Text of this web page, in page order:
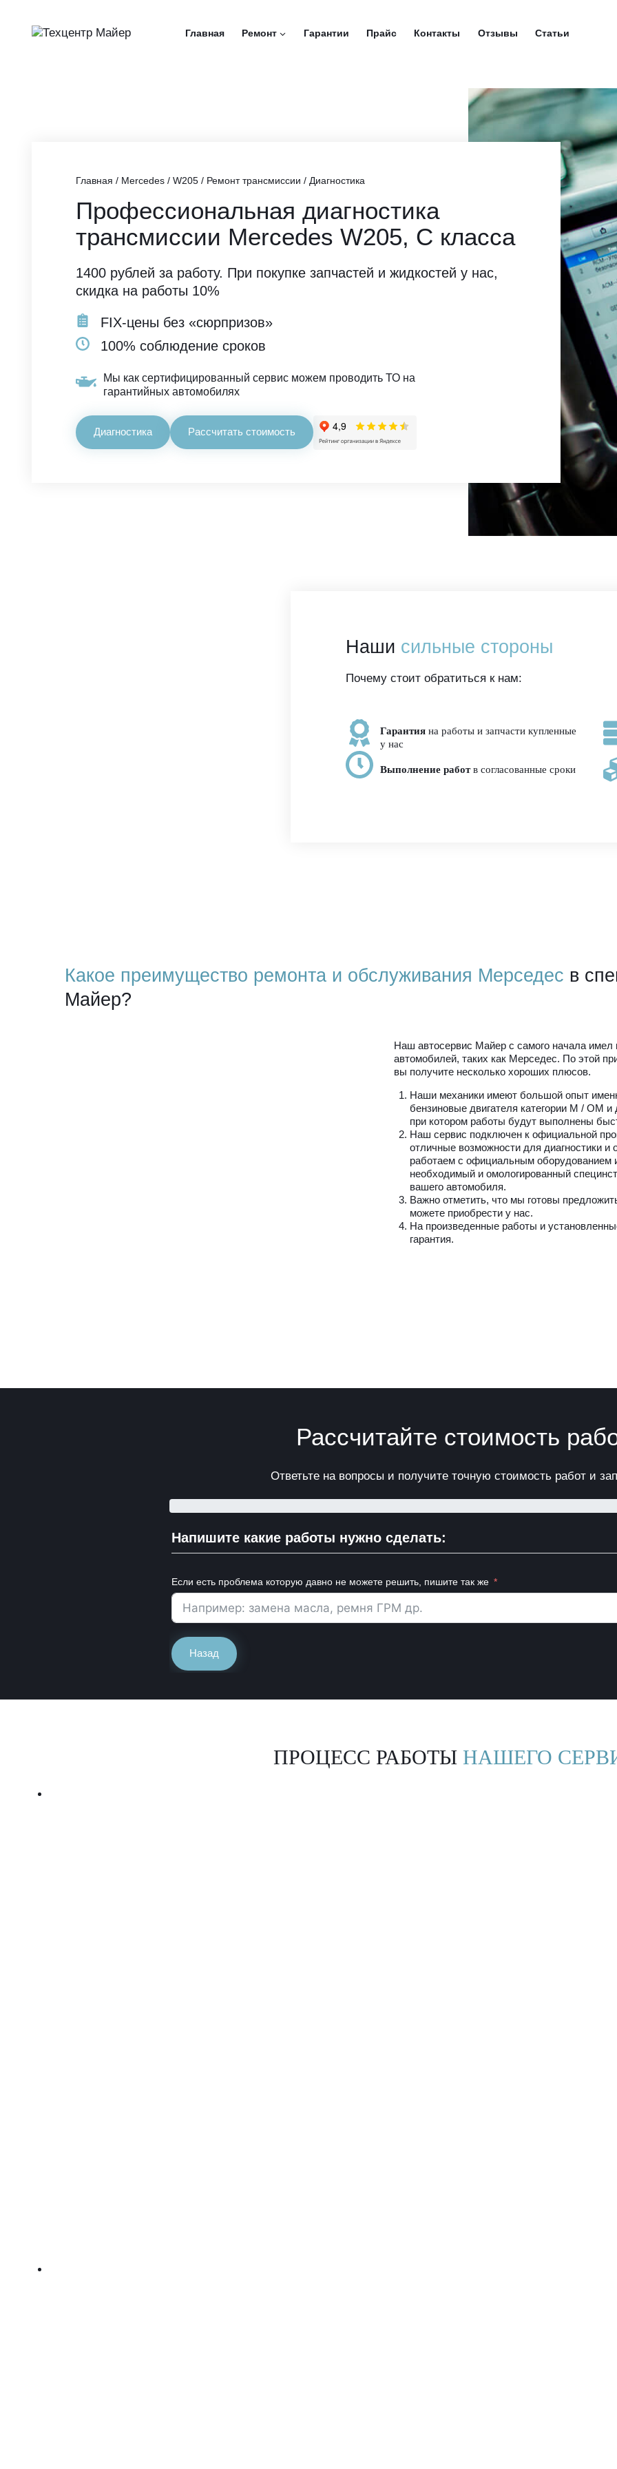
содержимому
Главная Ремонт Гарантии Прайс Контакты Отзывы Статьи
Главная / Mercedes / W205 / Ремонт трансмиссии / Диагностика
Профессиональная диагностика
трансмиссии Mercedes W205, C класса
1400 рублей за работу. При покупке запчастей и жидкостей у нас,
скидка на работы 10%
FIX-цены без «сюрпризов»
100% соблюдение сроков
Мы как сертифицированный сервис можем проводить ТО на
гарантийных автомобилях
Диагностика Рассчитать стоимость
Наши сильные стороны
Почему стоит обратиться к нам:
Гарантия на работы и запчасти купленные
у нас
Выполнение работв согласованные сроки
Какое преимущество ремонта и обслуживания Мерседес в
Майер?
Наш автосервис Майер с самого начала
автомобилей, таких как Мерседес. По этой
вы получите несколько хороших плюсов.
Наши механики имеют большой опыт
бензиновые двигателя категории М / ОМ
при котором работы будут выполнены
Наш сервис подключен к официальной
отличные возможности для диагностики
работаем с официальным оборудованием
необходимый и омологированный
вашего автомобиля.
Важно отметить, что мы готовы
можете приобрести у нас.
На произведенные работы и
гарантия.
Рассчитайте стоимость
Ответьте на вопросы и получите точную стоимость работ и
Напишите какие работы нужно сделать:
Если есть проблема которую давно не можете решить, пишите так же
Назад
ПРОЦЕСС РАБОТЫ НАШЕГО